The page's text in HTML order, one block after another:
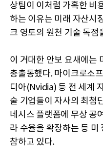
상팀이 이처럼 가혹한 비
하는 이유는 미래 자산시
크 영토의 원천 기술 독점
이 거대한 안보 요새에는
총출동했다. 마이크로소
디아(Nvidia) 등 전 세계
술 기업들이 자사의 최첨
네시스 플랫폼에 무상 공
라 수율을 확장하는 등 미
참하고 있다.